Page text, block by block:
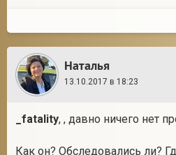
Наталья
13.10.2017 в 18:23
_fatality, , давно ничего нет
Как он? Обследовались ли?